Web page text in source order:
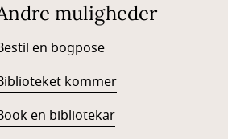
muligheder
en bogpose
kommer
en bibliotekar